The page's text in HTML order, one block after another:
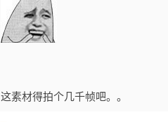
这素材得拍个几千帧吧。。